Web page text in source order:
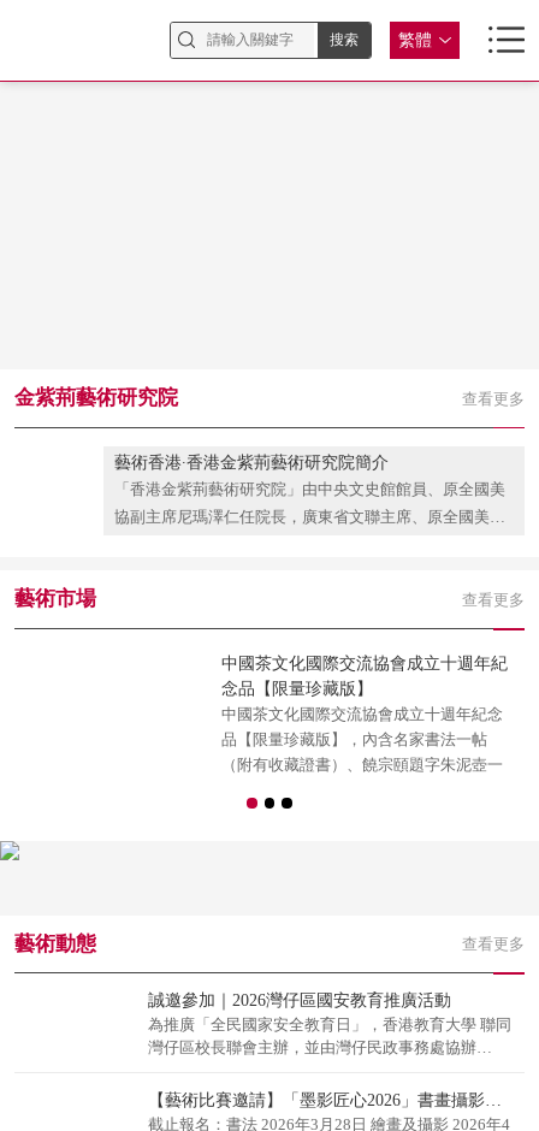
繁體
金紫荊藝術研究院 查看更多
藝術香港∙香港金紫荊藝術研究院簡介
「香港金紫荊藝術研究院」由中央文史館館員、原全國美
協副主席尼瑪澤仁任院長，廣東省文聯主席、原全國美協
文化藝術交流協會會長）、趙志軍（香港藝發局視覺藝術
委員會主席）、廖井梅（廣東省美協副主席）、韋勁敏
（香港美協秘書長）、賴榮春（藝術香港發展委員會主
席）任副院長。
藝術市場 查看更多
中國茶文化國際交流協會成立十週年紀
中國茶文化國際交流協會成立十週年紀念
品【限量珍藏版】，內含名家書法一帖
（附有收藏證書）、饒宗頤題字朱泥壺一
藝術動態 查看更多
誠邀參加｜2026灣仔區國安教育推廣活動
為推廣「全民國家安全教育日」，香港教育大學 聯同
灣仔區校長聯會主辦，並由灣仔民政事務處協辦
截止報名：書法 2026年3月28日 繪畫及攝影 2026年4